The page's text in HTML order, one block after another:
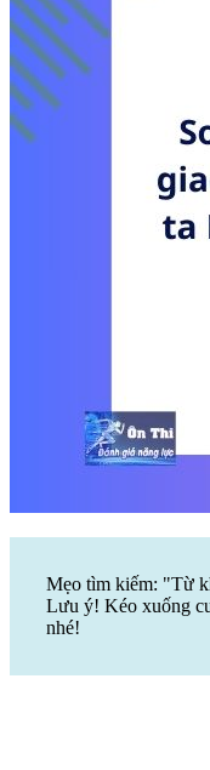
Mẹo tìm kiếm: "Từ
Lưu ý! Kéo xuống
nhé!